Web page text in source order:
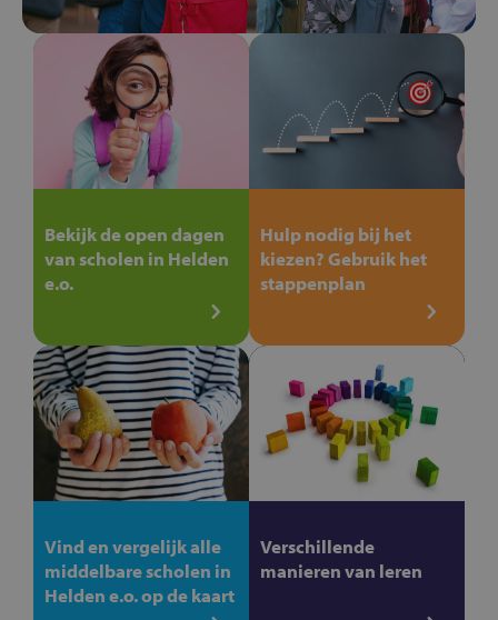
Bekijk de open dagen
van scholen in Helden
e.o.
Hulp nodig bij het
kiezen? Gebruik het
stappenplan
Vind en vergelijk alle
middelbare scholen in
Helden e.o. op de kaart
Verschillende
manieren van leren